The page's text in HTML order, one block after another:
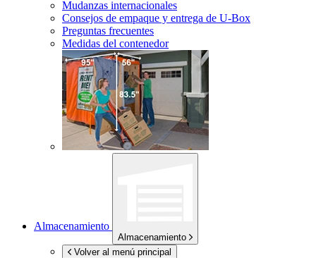
Mudanzas internacionales
Consejos de empaque y entrega de U-Box
Preguntas frecuentes
Medidas del contenedor
Almacenamiento
Almacenamiento
Volver al menú principal